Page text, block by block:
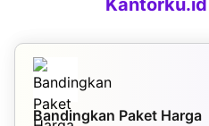
Kantorku.id
Bandingkan Paket Harga